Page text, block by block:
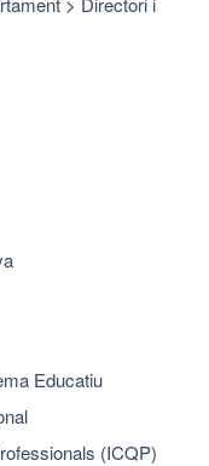
Educatiu
(ICQP)